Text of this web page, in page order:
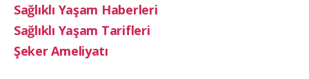
Sağlıklı Yaşam Haberleri
Sağlıklı Yaşam Tarifleri
Şeker Ameliyatı